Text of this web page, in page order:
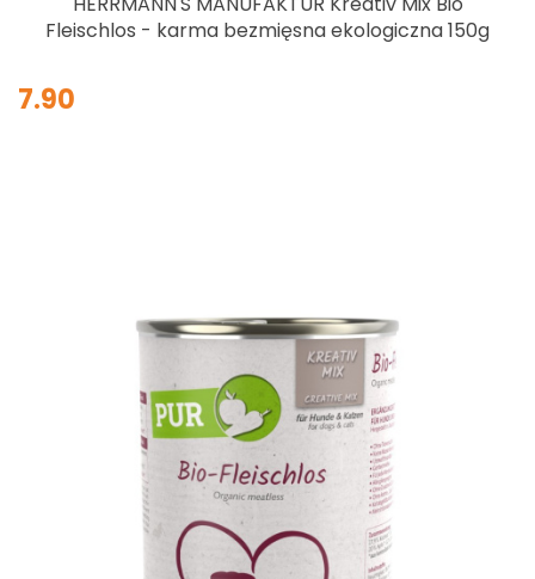
Fleischlos - karma bezmięsna ekologiczna 150g
7.90